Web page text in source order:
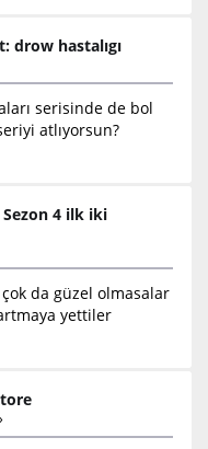
drow hastalıgı
serisinde de bol
atlıyorsun?
4 ilk iki
da güzel olmasalar
yettiler